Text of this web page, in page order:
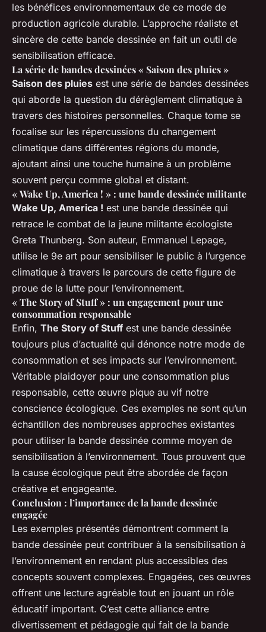
les bénéfices environnementaux de ce mode de
production agricole durable. L’approche réaliste et
sincère de cette bande dessinée en fait un outil de
sensibilisation efficace.
La série de bandes dessinées « Saison des pluies »
Saison des pluies est une série de bandes dessinées
qui aborde la question du dérèglement climatique à
travers des histoires personnelles. Chaque tome se
focalise sur les répercussions du changement
climatique dans différentes régions du monde,
ajoutant ainsi une touche humaine à un problème
souvent perçu comme global et distant.
« Wake Up, America ! » : une bande dessinée militante
Wake Up, America ! est une bande dessinée qui
retrace le combat de la jeune militante écologiste
Greta Thunberg. Son auteur, Emmanuel Lepage,
utilise le 9e art pour sensibiliser le public à l’urgence
climatique à travers le parcours de cette figure de
proue de la lutte pour l’environnement.
« The Story of Stuff » : un engagement pour une
consommation responsable
Enfin, The Story of Stuff est une bande dessinée
toujours plus d’actualité qui dénonce notre mode de
consommation et ses impacts sur l’environnement.
Véritable plaidoyer pour une consommation plus
responsable, cette œuvre pique au vif notre
conscience écologique. Ces exemples ne sont qu’un
échantillon des nombreuses approches existantes
pour utiliser la bande dessinée comme moyen de
sensibilisation à l’environnement. Tous prouvent que
la cause écologique peut être abordée de façon
créative et engageante.
Conclusion : l’importance de la bande dessinée
engagée
Les exemples présentés démontrent comment la
bande dessinée peut contribuer à la sensibilisation à
l’environnement en rendant plus accessibles des
concepts souvent complexes. Engagées, ces œuvres
offrent une lecture agréable tout en jouant un rôle
éducatif important. C’est cette alliance entre
divertissement et pédagogie qui fait de la bande